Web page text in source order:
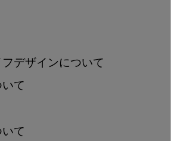
デザインについて
て
て